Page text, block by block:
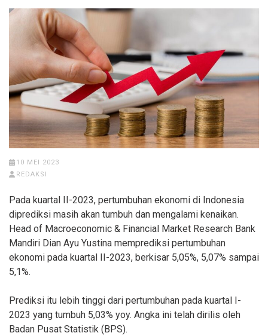
10 MEI 2023
REDAKSI
Pada kuartal II-2023, pertumbuhan ekonomi di Indonesia
diprediksi masih akan tumbuh dan mengalami kenaikan.
Head of Macroeconomic & Financial Market Research Bank
Mandiri Dian Ayu Yustina memprediksi pertumbuhan
ekonomi pada kuartal II-2023, berkisar 5,05%, 5,07% sampai
5,1%.
Prediksi itu lebih tinggi dari pertumbuhan pada kuartal I-
2023 yang tumbuh 5,03% yoy. Angka ini telah dirilis oleh
Badan Pusat Statistik (BPS).